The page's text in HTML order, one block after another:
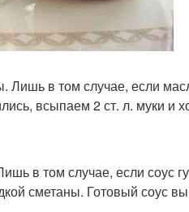
Лишь в том случае, если
всыпаем 2 ст. л. муки и
в том случае, если соус
сметаны. Готовый соус